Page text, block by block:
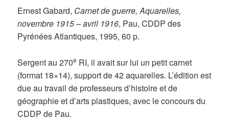
Ernest Gabard, Carnet de guerre, Aquarelles,
novembre 1915 – avril 1916, Pau, CDDP des
Pyrénées Atlantiques, 1995, 60 p.
Sergent au 270e RI, il avait sur lui un petit carnet
(format 18×14), support de 42 aquarelles. L’édition est
due au travail de professeurs d’histoire et de
géographie et d’arts plastiques, avec le concours du
CDDP de Pau.